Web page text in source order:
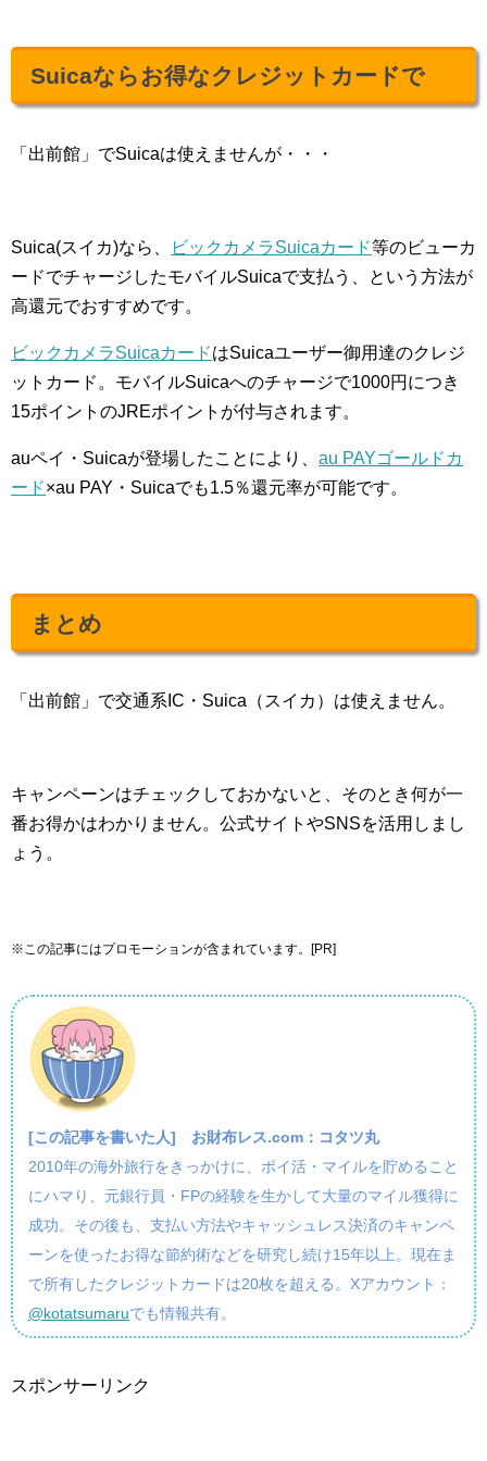
Suicaならお得なクレジットカードで
「出前館」でSuicaは使えませんが・・・
Suica(スイカ)なら、 ビックカメラSuicaカード等のビューカ
ードでチャージしたモバイルSuicaで支払う、という方法が
高還元でおすすめです。
ビックカメラSuicaカードはSuicaユーザー御用達のクレジ
ットカード。モバイルSuicaへのチャージで1000円につき
15ポイントのJREポイントが付与されます。
auペイ・Suicaが登場したことにより、 au PAYゴールドカ
ード×au PAY・Suicaでも1.5％還元率が可能です。
まとめ
「出前館」で交通系IC・Suica（スイカ）は使えません。
キャンペーンはチェックしておかないと、そのとき何が一
番お得かはわかりません。公式サイトやSNSを活用しまし
ょう。
※この記事にはプロモーションが含まれています。[PR]
[この記事を書いた人] お財布レス.com：コタツ丸
2010年の海外旅行をきっかけに、ポイ活・マイルを貯めること
にハマり、元銀行員・FPの経験を生かして大量のマイル獲得に
成功。その後も、支払い方法やキャッシュレス決済のキャンペ
ーンを使ったお得な節約術などを研究し続け15年以上。現在ま
で所有したクレジットカードは20枚を超える。Xアカウント：
@kotatsumaruでも情報共有。
スポンサーリンク